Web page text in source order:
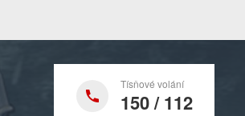
Tísňové volání
150 / 112